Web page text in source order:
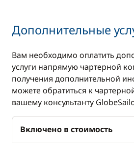
Защитная
Дополнительные
Вам необходимо оплатить
услуги напрямую чартерной
получения дополнительной
можете обратиться к
вашему консультанту
Включено в стоимость